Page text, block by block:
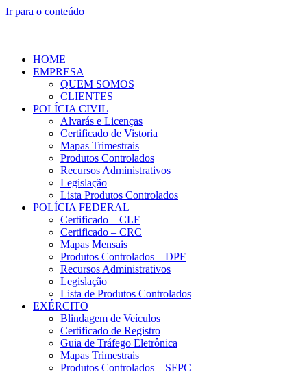
Ir para o conteúdo
HOME
EMPRESA
QUEM SOMOS
CLIENTES
POLÍCIA CIVIL
Alvarás e Licenças
Certificado de Vistoria
Mapas Trimestrais
Produtos Controlados
Recursos Administrativos
Legislação
Lista Produtos Controlados
POLÍCIA FEDERAL
Certificado – CLF
Certificado – CRC
Mapas Mensais
Produtos Controlados – DPF
Recursos Administrativos
Legislação
Lista de Produtos Controlados
EXÉRCITO
Blindagem de Veículos
Certificado de Registro
Guia de Tráfego Eletrônica
Mapas Trimestrais
Produtos Controlados – SFPC